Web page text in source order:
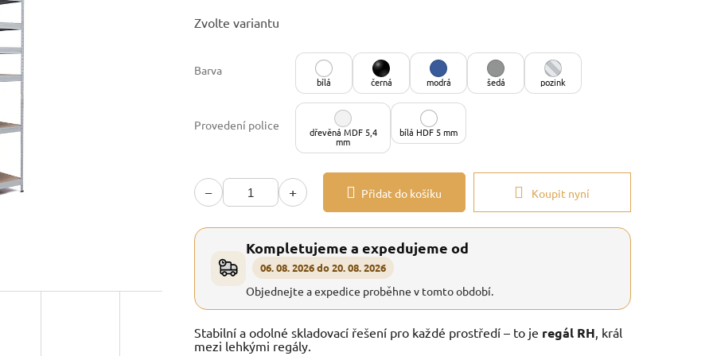
cena:
Zvolte variantu
Barva
bílá černá modrá šedá pozink
Provedení police dřevěná MDF 5,4
mm
bílá HDF 5 mm
− + Přidat do košíku Koupit nyní
Kompletujeme a expedujeme od
06. 08. 2026 do 20. 08. 2026
Objednejte a expedice proběhne v tomto období.
Stabilní a odolné skladovací řešení pro každé prostředí – to je regál RH, král
mezi lehkými regály.